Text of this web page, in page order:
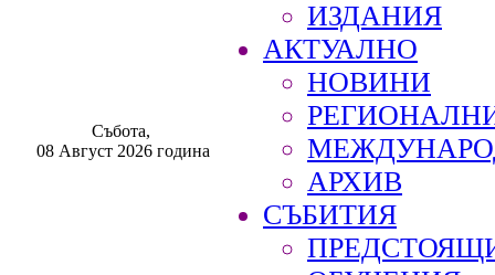
Събота,
08 Август 2026 година
ИЗДАНИЯ
АКТУАЛНО
НОВИНИ
АРХИВ
СЪБИТИЯ